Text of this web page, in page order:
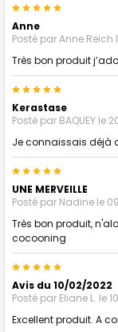
5
Anne
Posté parAnne Reich
Très bon produit
5
Kerastase
Posté par BAQUEY le
Je connaissais déjà
5
UNE MERVEILLE
Posté par Nadine le
Très bon produit,
cocooning
5
Avis du 10/02/2022
Posté par Eliane L. le
Excellent produit. A